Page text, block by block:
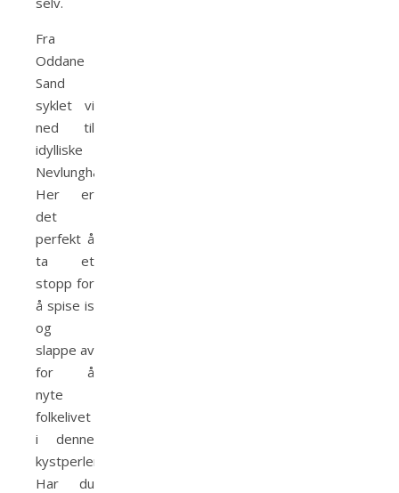
Fra
Oddane
Sand
syklet vi
ned til
idylliske
Nevlunghavn.
Her er
det
perfekt å
ta et
stopp for
å spise is
og
slappe av
for å
nyte
folkelivet
i denne
kystperlen.
Har du